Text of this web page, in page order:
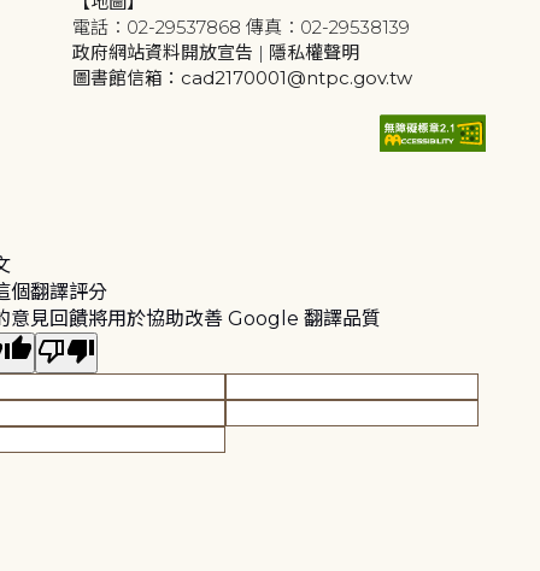
電話：02-29537868 傳真：02-29538139
政府網站資料開放宣告 | 隱私權聲明
圖書館信箱：cad2170001@ntpc.gov.tw
個翻譯評分
意見回饋將用於協助改善 Google 翻譯品質